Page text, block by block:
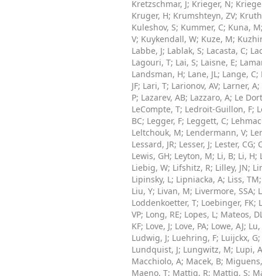
Kretzschmar, J; Krieger, N;
Kruger, H; Krumshteyn, ZV;
Kuleshov, S; Kummer, C; Kuna, M
V; Kuykendall, W; Kuze, M;
Labbe, J; Lablak, S; Lacasta, C;
Lagouri, T; Lai, S; Laisne, E;
Landsman, H; Lane, JL; Lange, C;
JF; Lari, T; Larionov, AV; Larner, A;
P; Lazarev, AB; Lazzaro, A; Le
LeCompte, T; Ledroit-Guillon, F;
BC; Legger, F; Leggett, C;
Leltchouk, M; Lendermann, V;
Lessard, JR; Lesser, J; Lester, CG;
Lewis, GH; Leyton, M; Li, B; Li, H;
Liebig, W; Lifshitz, R; Lilley, JN;
Lipinsky, L; Lipniacka, A; Liss, TM
Liu, Y; Livan, M; Livermore, SSA;
Loddenkoetter, T; Loebinger, FK;
VP; Long, RE; Lopes, L; Mateos,
KF; Love, J; Love, PA; Lowe, AJ; Lu,
Ludwig, J; Luehring, F; Luijckx, G;
Lundquist, J; Lungwitz, M; Lupi, A
Macchiolo, A; Macek, B;
Maeno, T; Mattig, R; Mattig, S;